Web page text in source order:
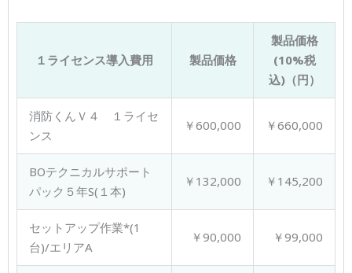
１ライセンス導入費用 製品価格
製品価格
(10%税
込)（円）
消防くんＶ４ １ライセ
ンス
￥600,000 ￥660,000
BOテクニカルサポート
パック５年S(１本)
￥132,000 ￥145,200
セットアップ作業*(1
台)/エリアA
￥90,000 ￥99,000